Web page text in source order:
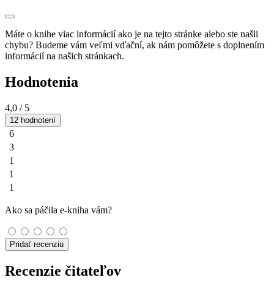
Máte o knihe viac informácií ako je na tejto stránke alebo ste našli
chybu? Budeme vám veľmi vďační, ak nám pomôžete s doplnením
informácií na našich stránkach.
Hodnotenia
4,0 / 5
12 hodnotení
6
3
1
1
1
Ako sa páčila e-kniha vám?
Pridať recenziu
Recenzie čitateľov